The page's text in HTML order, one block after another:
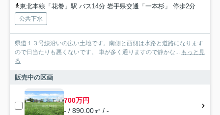
東北本線「花巻」駅 バス14分 岩手県交通「一本杉」 停歩2分
公共下水
県道１３号線沿いの広い土地です。南側と西側は水路と道路になります
ので日当たりも悪くないです。 車が多く通りますので静かな... もっと見
る
販売中の区画
700万円
- / 890.00㎡ / -